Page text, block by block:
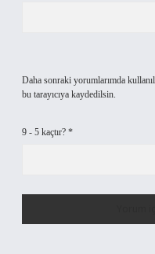
Daha sonraki yorumlarımda
bu tarayıcıya kaydedilsin.
9 - 5 kaçtır? *